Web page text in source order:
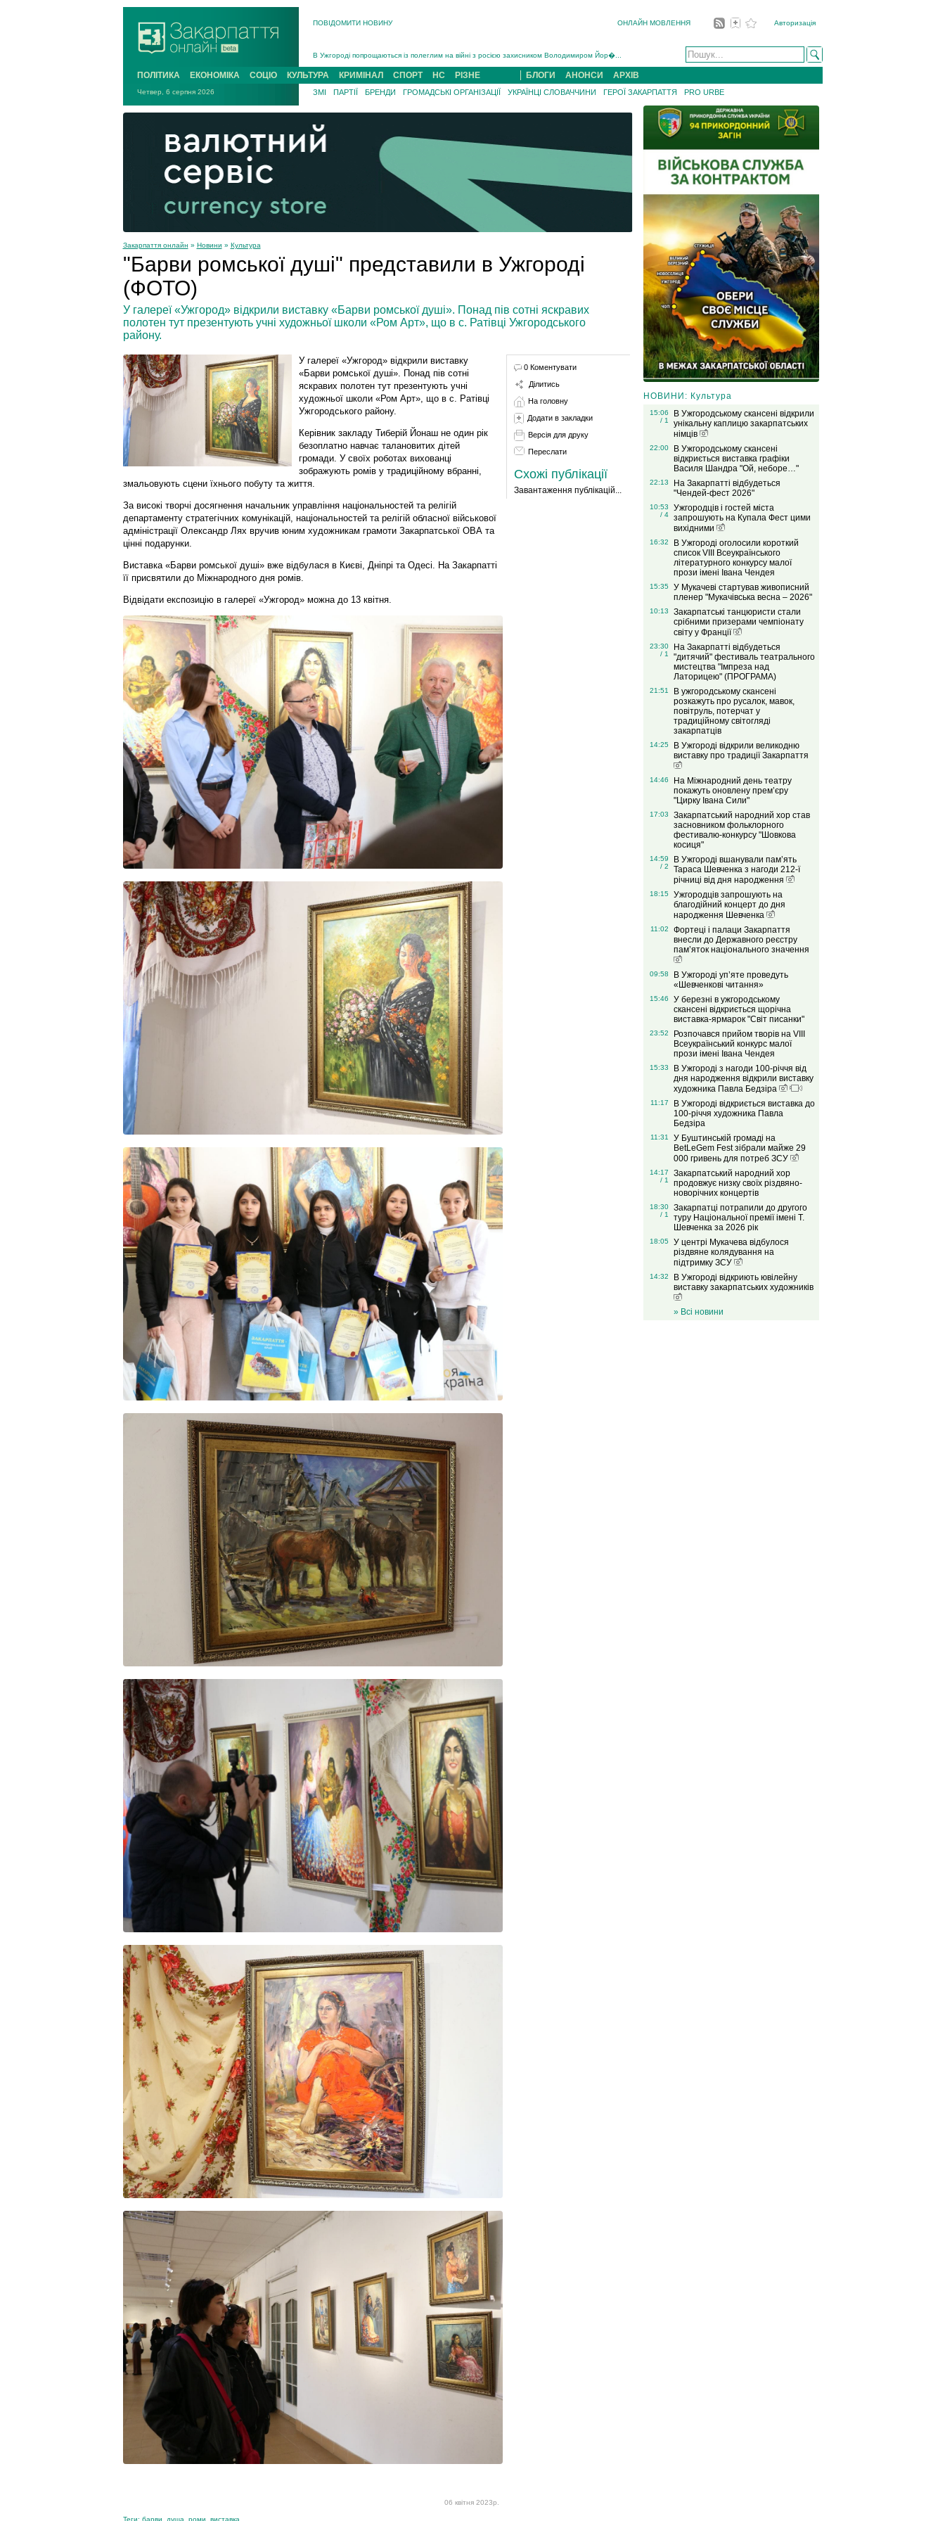
ПОВІДОМИТИ НОВИНУ ОНЛАЙН МОВЛЕННЯ Авторизація
Інструктора районного ТЦК на Закарпатті судитимуть за обвинуваченням у катув...
В Ужгороді 5 серпня попрощаються із захисником Богданом Югасом, який два роки �...
Підтвердили загибель захисника із Нанкова на Хустщині Юліана Гербея (ФОТО)[/gree...
На війні з рф поліг військовий з Виноградова Ігнат Роздяловський (ФОТО)...
На Хустщині внаслідок ДТП за участі трьох авто постраждали 13 людей (ФОТО)...
Інструктора районного ТЦК на Закарпатті судитимуть за обвинувачен...
ПОЛІТИКА ЕКОНОМІКА СОЦІО КУЛЬТУРА КРИМІНАЛ СПОРТ НС РІЗНЕ БЛОГИ АНОНСИ АРХІВ
Четвер, 6 серпня 2026 ЗМІ ПАРТІЇ БРЕНДИ ГРОМАДСЬКІ ОРГАНІЗАЦІЇ УКРАЇНЦІ СЛОВАЧЧИНИ ГЕРОЇ ЗАКАРПАТТЯ PRO URBE
Закарпаття онлайн » Новини » Культура
"Барви ромської душі" представили в Ужгороді
(ФОТО)
У галереї «Ужгород» відкрили виставку «Барви ромської душі». Понад пів сотні яскравих
полотен тут презентують учні художньої школи «Ром Арт», що в с. Ратівці Ужгородського
району.
У галереї «Ужгород» відкрили виставку
«Барви ромської душі». Понад пів сотні
яскравих полотен тут презентують учні
художньої школи «Ром Арт», що в с. Ратівці
Ужгородського району.
Керівник закладу Тиберій Йонаш не один рік
безоплатно навчає талановитих дітей
громади. У своїх роботах вихованці
зображують ромів у традиційному вбранні,
змальовують сцени їхнього побуту та життя.
За високі творчі досягнення начальник управління національностей та релігій
департаменту стратегічних комунікацій, національностей та релігій обласної військової
адміністрації Олександр Лях вручив юним художникам грамоти Закарпатської ОВА та
цінні подарунки.
Виставка «Барви ромської душі» вже відбулася в Києві, Дніпрі та Одесі. На Закарпатті
її присвятили до Міжнародного дня ромів.
Відвідати експозицію в галереї «Ужгород» можна до 13 квітня.
06 квітня 2023р.
Теги: барви душа роми виставка
0 Коментувати
Ділитись
На головну
Додати в закладки
Версія для друку
Переслати
Схожі публікації
Завантаження публікацій...
НОВИНИ: Культура
15:06
/ 1
В Ужгородському скансені відкрили
унікальну каплицю закарпатських
німців
22:00
В Ужгородському скансені
відкриється виставка графіки
Василя Шандра "Ой, неборе…"
22:13
На Закарпатті відбудеться
"Чендей-фест 2026"
10:53
/ 4
Ужгородців і гостей міста
запрошують на Купала Фест цими
вихідними
16:32
В Ужгороді оголосили короткий
список VIІІ Всеукраїнського
літературного конкурсу малої
прози імені Івана Чендея
15:35
У Мукачеві стартував живописний
пленер "Мукачівська весна – 2026"
10:13
Закарпатські танцюристи стали
срібними призерами чемпіонату
світу у Франції
23:30
/ 1
На Закарпатті відбудеться
"дитячий" фестиваль театрального
мистецтва "Імпреза над
Латорицею" (ПРОГРАМА)
21:51
В ужгородському скансені
розкажуть про русалок, мавок,
повітруль, потерчат у
традиційному світогляді
закарпатців
14:25
В Ужгороді відкрили великодню
виставку про традиції Закарпаття
14:46
На Міжнародний день театру
покажуть оновлену прем’єру
"Цирку Івана Сили"
17:03
Закарпатський народний хор став
засновником фольклорного
фестивалю-конкурсу "Шовкова
косиця"
14:59
/ 2
В Ужгороді вшанували пам’ять
Тараса Шевченка з нагоди 212-ї
річниці від дня народження
18:15
Ужгородців запрошують на
благодійний концерт до дня
народження Шевченка
11:02
Фортеці і палаци Закарпаття
внесли до Державного реєстру
пам’яток національного значення
09:58
В Ужгороді уп’яте проведуть
«Шевченкові читання»
15:46
У березні в ужгородському
скансені відкриється щорічна
виставка-ярмарок "Світ писанки"
23:52
Розпочався прийом творів на VІIІ
Всеукраїнський конкурс малої
прози імені Івана Чендея
15:33
В Ужгороді з нагоди 100-річчя від
дня народження відкрили виставку
художника Павла Бедзіра
11:17
В Ужгороді відкриється виставка до
100-річчя художника Павла
Бедзіра
11:31
У Буштинській громаді на
BetLeGem Fest зібрали майже 29
000 гривень для потреб ЗСУ
14:17
/ 1
Закарпатський народний хор
продовжує низку своїх різдвяно-
новорічних концертів
18:30
/ 1
Закарпатці потрапили до другого
туру Національної премії імені Т.
Шевченка за 2026 рік
18:05
У центрі Мукачева відбулося
різдвяне колядування на
підтримку ЗСУ
14:32
В Ужгороді відкриють ювілейну
виставку закарпатських художників
» Всі новини